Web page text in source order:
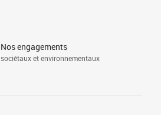
Nos engagements
sociétaux et environnementaux